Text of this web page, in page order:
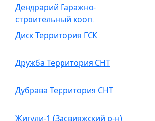
Дендрарий Гаражно-
строительный кооп.
Диск Территория ГСК
Дружба Территория СНТ
Дубрава Территория СНТ
Жигули-1 (Засвияжский р-н)